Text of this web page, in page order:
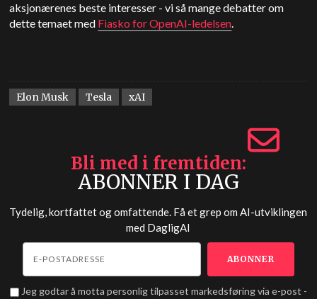
aksjonærenes beste interesser - vi så mange debatter om
dette temaet med Fiasko for OpenAI-ledelsen.
Elon Musk Tesla xAI
Bli med i fremtiden
ABONNER I DAG
Tydelig, kortfattet og omfattende. Få et grep om AI-utviklingen
med DagligAI
Jeg godtar å motta personlig tilpasset markedsføring via e-post -